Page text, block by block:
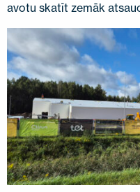
avotu skatīt zemāk